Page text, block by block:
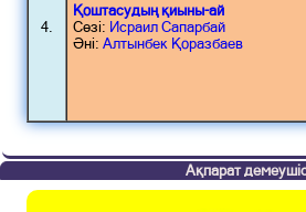
4.
Қоштасудың қиыны-ай
Сөзі: Исраил Сапарбай
Әні: Алтынбек Қоразбаев
Ақпарат